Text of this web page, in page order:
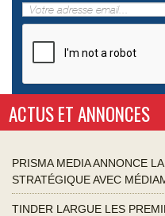
ACTUS ET ANNONCES
PRISMA MEDIA ANNONCE
STRATÉGIQUE AVEC
TINDER LARGUE LES